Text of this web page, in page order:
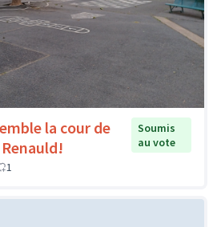
la cour de
Soumis
au vote
1